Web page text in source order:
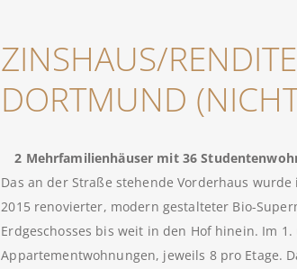
ZINSHAUS/
DORTMUND
2 Mehrfamilienhäuser mit 36
Das an der Straße stehende Vorderhaus
2015 renovierter, modern gestalteter Bio-
Erdgeschosses bis weit in den Hof hinein. Im
Appartementwohnungen, jeweils 8 pro Etage.